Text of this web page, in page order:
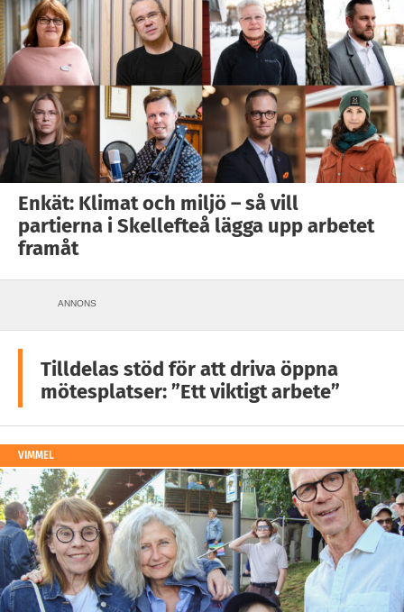
Enkät: Klimat och miljö – så vill
partierna i Skellefteå lägga upp arbetet
framåt
ANNONS
Tilldelas stöd för att driva öppna
mötesplatser: ”Ett viktigt arbete”
VIMMEL